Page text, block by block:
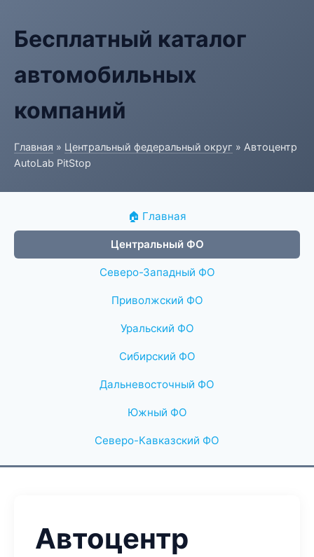
Бесплатный каталог
автомобильных
компаний
Главная » Центральный федеральный округ » Автоцентр
AutoLab PitStop
🏠 Главная
Центральный ФО
Северо-Западный ФО
Приволжский ФО
Уральский ФО
Сибирский ФО
Дальневосточный ФО
Южный ФО
Северо-Кавказский ФО
Автоцентр